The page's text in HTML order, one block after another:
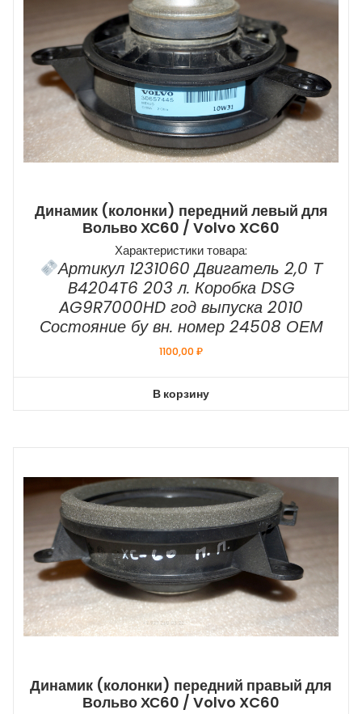
Динамик (колонки) передний левый для
Вольво ХС60 / Volvo XC60
Характеристики товара:
Артикул 1231060 Двигатель 2,0 Т
B4204T6 203 л. Коробка DSG
AG9R7000HD год выпуска 2010
Состояние бу вн. номер 24508 ОЕМ
1100,00₽
В корзину
Динамик (колонки) передний правый для
Вольво ХС60 / Volvo XC60